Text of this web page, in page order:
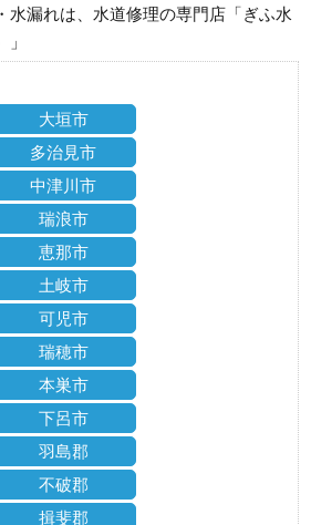
水漏れは、水道修理の専門店「ぎふ水
大垣市
多治見市
中津川市
瑞浪市
恵那市
土岐市
可児市
瑞穂市
本巣市
下呂市
羽島郡
不破郡
揖斐郡